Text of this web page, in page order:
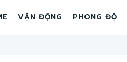
VẬN ĐỘNG PHONG ĐỘ